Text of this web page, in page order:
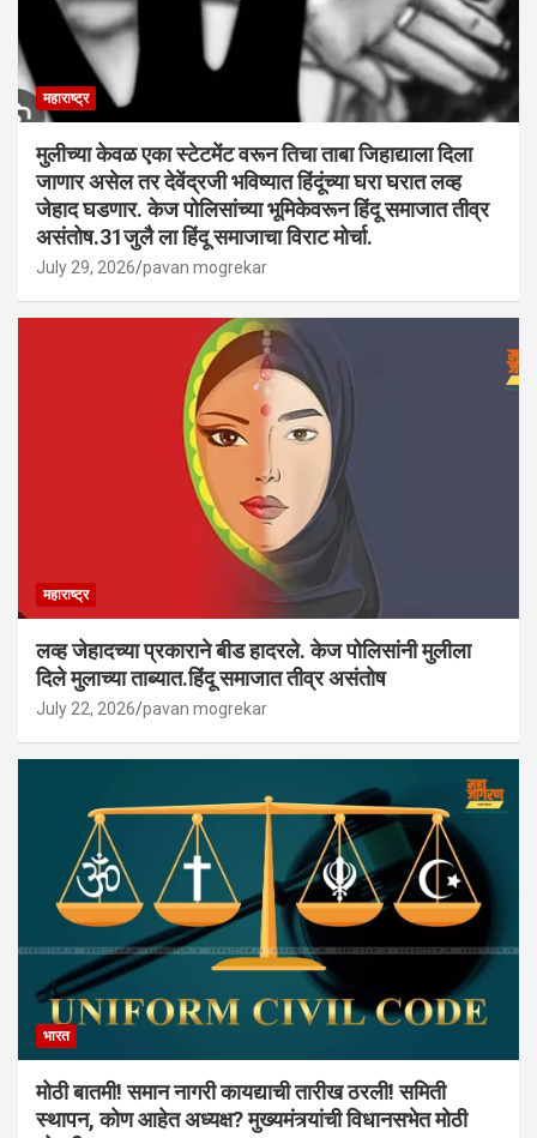
महाराष्ट्र
मुलीच्या केवळ एका स्टेटमेंट वरून तिचा ताबा जिहाद्याला दिला
जाणार असेल तर देवेंद्रजी भविष्यात हिंदूंच्या घरा घरात लव्ह
जेहाद घडणार. केज पोलिसांच्या भूमिकेवरून हिंदू समाजात तीव्र
असंतोष.31जुलै ला हिंदू समाजाचा विराट मोर्चा.
July 29, 2026 pavan mogrekar
महाराष्ट्र
लव्ह जेहादच्या प्रकाराने बीड हादरले. केज पोलिसांनी मुलीला
दिले मुलाच्या ताब्यात.हिंदू समाजात तीव्र असंतोष
July 22, 2026 pavan mogrekar
भारत
मोठी बातमी! समान नागरी कायद्याची तारीख ठरली! समिती
स्थापन, कोण आहेत अध्यक्ष? मुख्यमंत्र्यांची विधानसभेत मोठी